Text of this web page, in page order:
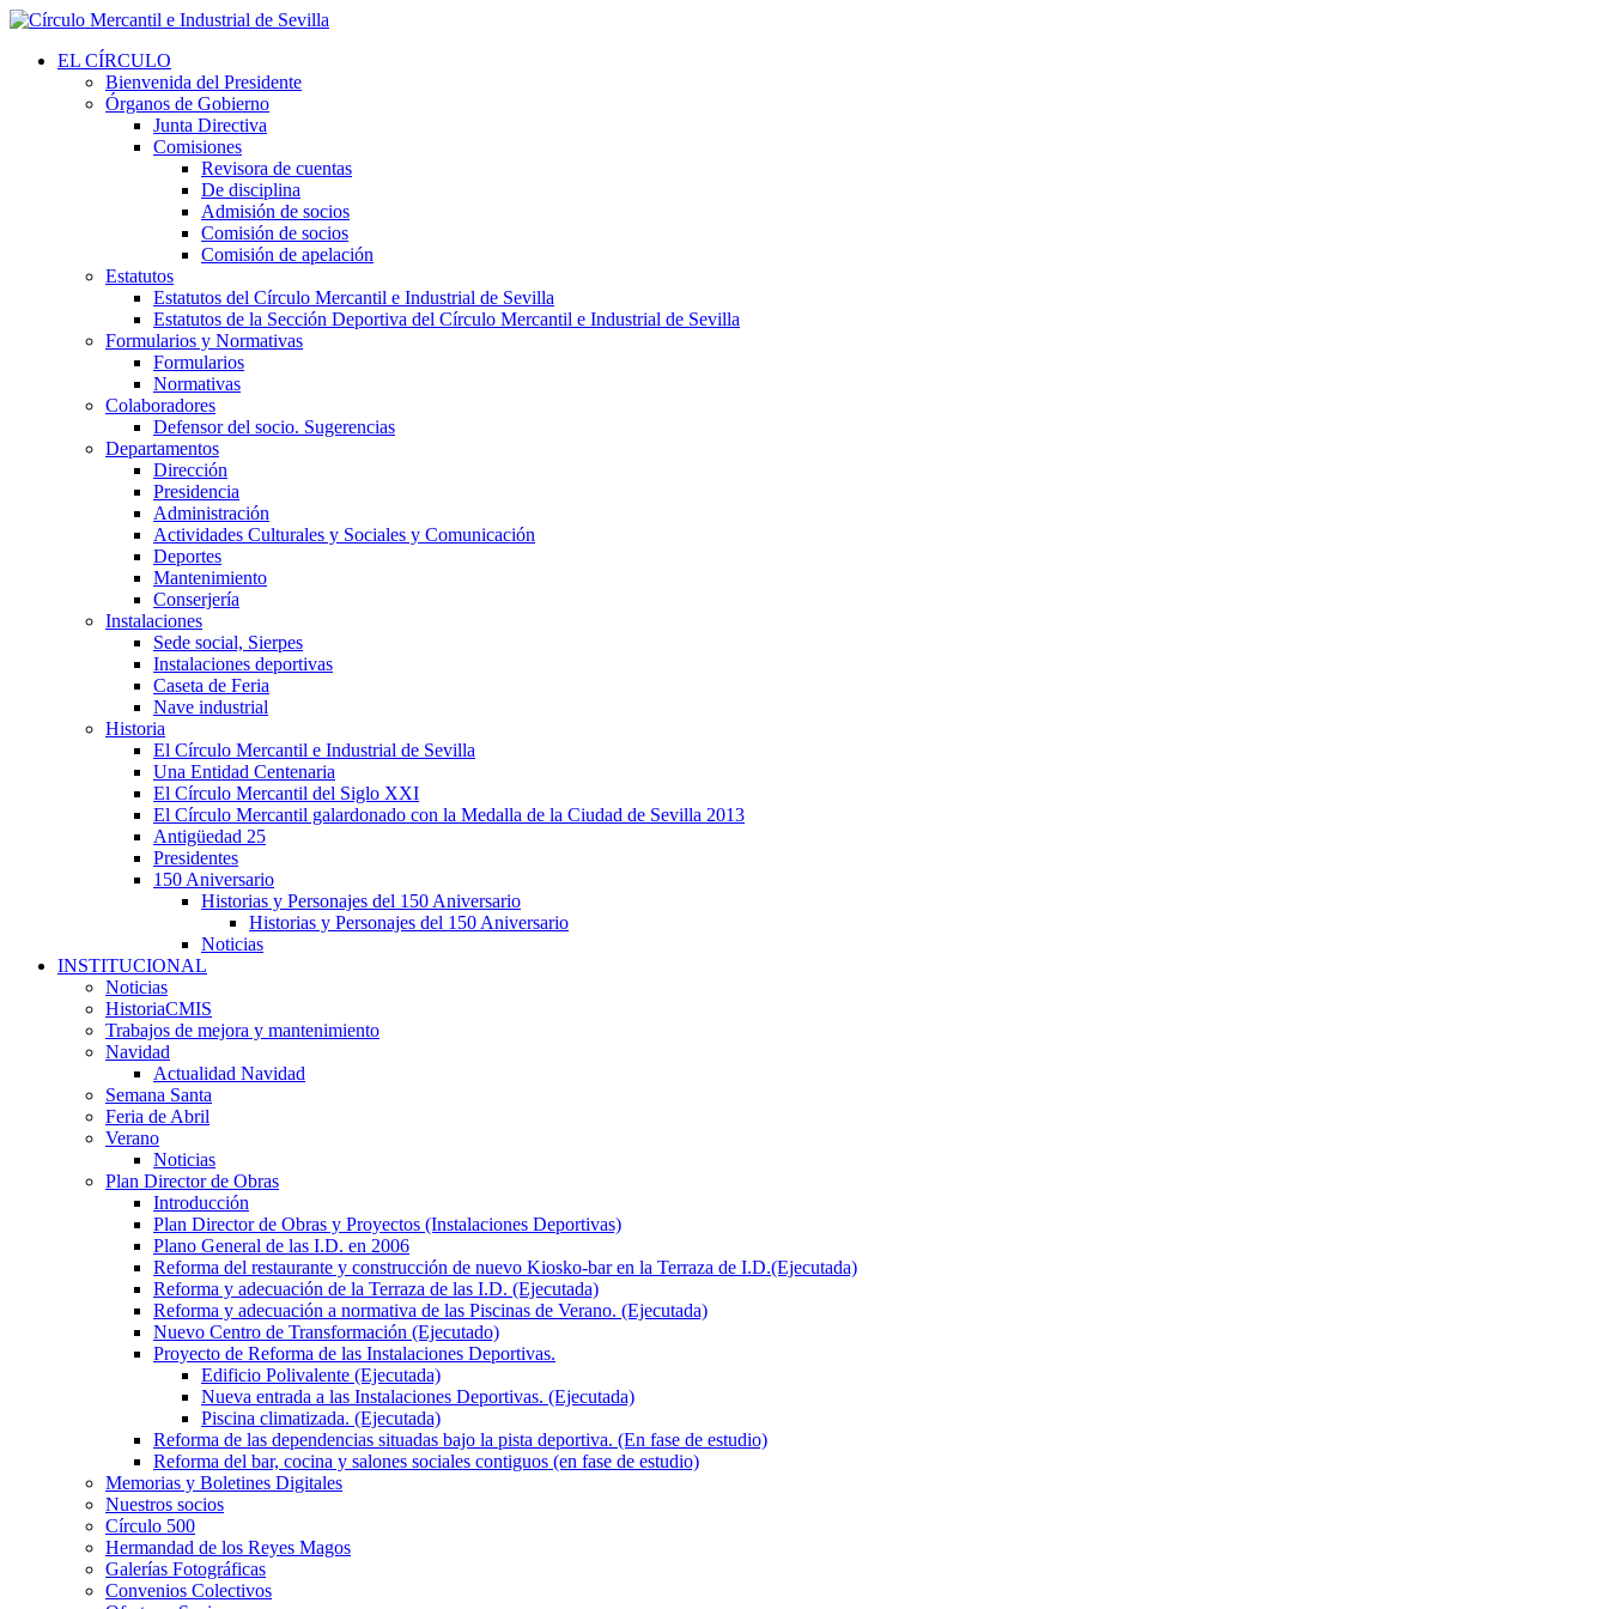
EL CÍRCULO
Bienvenida del Presidente
Órganos de Gobierno
Junta Directiva
Comisiones
Revisora de cuentas
De disciplina
Admisión de socios
Comisión de socios
Comisión de apelación
Estatutos
Estatutos del Círculo Mercantil e Industrial de Sevilla
Estatutos de la Sección Deportiva del Círculo Mercantil e Industrial de Sevilla
Formularios y Normativas
Formularios
Normativas
Colaboradores
Defensor del socio. Sugerencias
Departamentos
Dirección
Presidencia
Administración
Actividades Culturales y Sociales y Comunicación
Deportes
Mantenimiento
Conserjería
Instalaciones
Sede social, Sierpes
Instalaciones deportivas
Caseta de Feria
Nave industrial
Historia
El Círculo Mercantil e Industrial de Sevilla
Una Entidad Centenaria
El Círculo Mercantil del Siglo XXI
El Círculo Mercantil galardonado con la Medalla de la Ciudad de Sevilla 2013
Antigüedad 25
Presidentes
150 Aniversario
Historias y Personajes del 150 Aniversario
Historias y Personajes del 150 Aniversario
Noticias
INSTITUCIONAL
Noticias
HistoriaCMIS
Trabajos de mejora y mantenimiento
Navidad
Actualidad Navidad
Semana Santa
Feria de Abril
Verano
Noticias
Plan Director de Obras
Introducción
Plan Director de Obras y Proyectos (Instalaciones Deportivas)
Plano General de las I.D. en 2006
Reforma del restaurante y construcción de nuevo Kiosko-bar en la Terraza de I.D.(Ejecutada)
Reforma y adecuación de la Terraza de las I.D. (Ejecutada)
Reforma y adecuación a normativa de las Piscinas de Verano. (Ejecutada)
Nuevo Centro de Transformación (Ejecutado)
Proyecto de Reforma de las Instalaciones Deportivas.
Edificio Polivalente (Ejecutada)
Nueva entrada a las Instalaciones Deportivas. (Ejecutada)
Piscina climatizada. (Ejecutada)
Reforma de las dependencias situadas bajo la pista deportiva. (En fase de estudio)
Reforma del bar, cocina y salones sociales contiguos (en fase de estudio)
Memorias y Boletines Digitales
Nuestros socios
Círculo 500
Hermandad de los Reyes Magos
Galerías Fotográficas
Convenios Colectivos